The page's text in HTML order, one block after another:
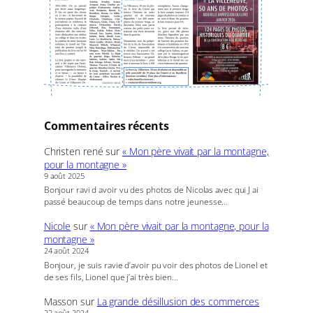
Commentaires récents
Christen rené sur« Mon père vivait par la montagne,
pour la montagne »
9 août 2025
Bonjour ravi d avoir vu des photos de Nicolas avec qui J ai
passé beaucoup de temps dans notre jeunesse…
Nicole sur« Mon père vivait par la montagne, pour la
montagne »
24 août 2024
Bonjour, je suis ravie d’avoir pu voir des photos de Lionel et
de ses fils, Lionel que j’ai très bien…
Masson sur La grande désillusion des commerces